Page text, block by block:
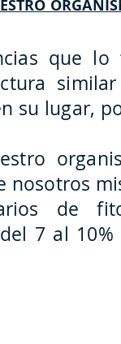
que lo
su lugar,
nosotros
de
7 al